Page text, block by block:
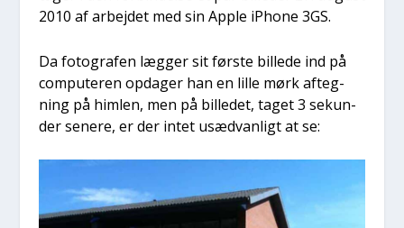
2010 af arbej­det med sin Apple iPho­ne 3GS.
Da foto­gra­fen læg­ger sit før­ste bil­le­de ind på
com­pu­te­ren opda­ger han en lil­le mørk afteg­
ning på him­len, men på bil­le­det, taget 3 sekun­
der sene­re, er der intet usæd­van­ligt at se: